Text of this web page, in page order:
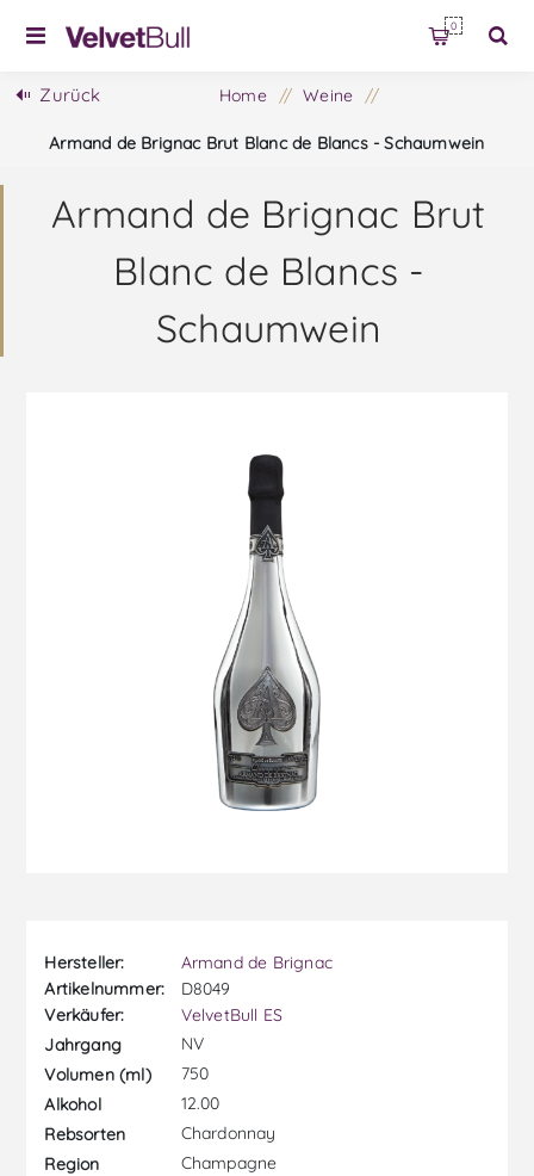
0
Zurück Home / Weine /
Armand de Brignac Brut Blanc de Blancs - Schaumwein
Armand de Brignac Brut
Blanc de Blancs -
Schaumwein
Hersteller:
Armand de Brignac
Artikelnummer:
D8049
Verkäufer:
VelvetBull ES
Jahrgang
NV
Volumen (ml)
750
Alkohol
12.00
Rebsorten
Chardonnay
Region
Champagne